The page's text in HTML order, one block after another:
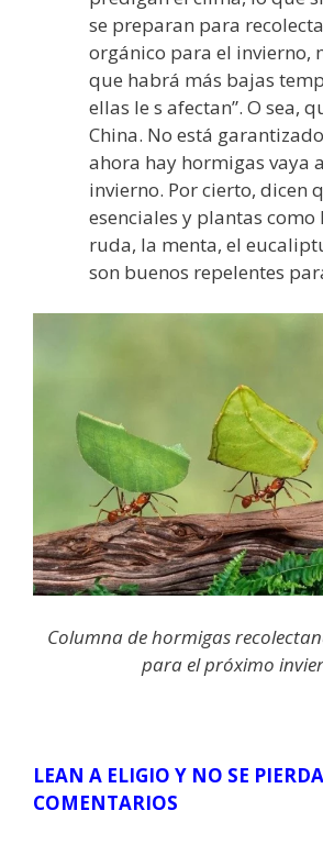
se preparan para
orgánico para el invierno,
que habrá más bajas
ellas le s afectan”. O sea,
China. No está
ahora hay hormigas vaya
invierno. Por cierto, dicen
esenciales y plantas como
ruda, la menta, el
son buenos repelentes
Columna de hormigas
para el próximo
LEAN A ELIGIO Y NO SE
COMENTARIOS